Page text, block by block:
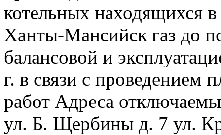
котельных находящихся
Ханты-Мансийск газ до
балансовой и
г. в связи с проведением
работ Адреса
ул. Б. Щербины д. 7 ул.